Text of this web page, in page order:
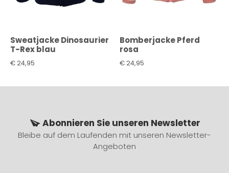
Sweatjacke Dinosaurier
T-Rex blau
€24,95
Bomberjacke Pferd
rosa
€24,95
Abonnieren Sie unseren Newsletter
Bleibe auf dem Laufenden mit unseren Newsletter-
Angeboten